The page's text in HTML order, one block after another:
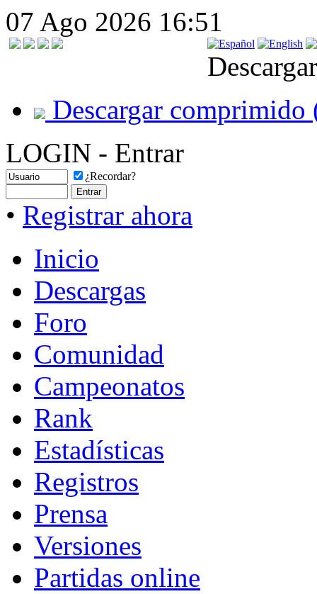
07 Ago 2026 16:51
Descargar comprimido
LOGIN - Entrar
¿Recordar?
• Registrar ahora
Inicio
Descargas
Foro
Comunidad
Campeonatos
Rank
Estadísticas
Registros
Prensa
Versiones
Partidas online